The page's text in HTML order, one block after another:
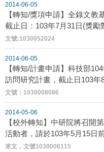
2014-06-05
【轉知/獎項申請】全錄文教
截止日：103年7月31日(獎勵
文號:1030052024
2014-06-05
【轉知/計畫申請】科技部
訪問研究計畫，截止日103年
文號：1030008086
2014-05-06
【校外轉知】中研院將召開
活動者，請於103年5月15日
來文，文號1030006115